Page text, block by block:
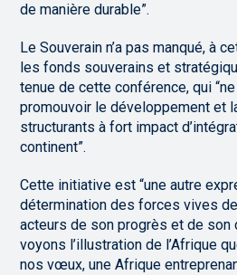
de manière durable”.
Le Souverain n’a pas manqué, à
les fonds souverains et
tenue de cette conférence, qui
promouvoir le développement et
structurants à fort impact
continent”.
Cette initiative est “une autre
détermination des forces vives de
acteurs de son progrès et de son
voyons l’illustration de l’Afrique
nos vœux, une Afrique